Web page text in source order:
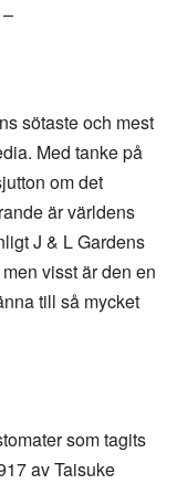
–
sötaste och mest
Med tanke på
om det
är världens
J & L Gardens
visst är den en
till så mycket
som tagits
av Taisuke